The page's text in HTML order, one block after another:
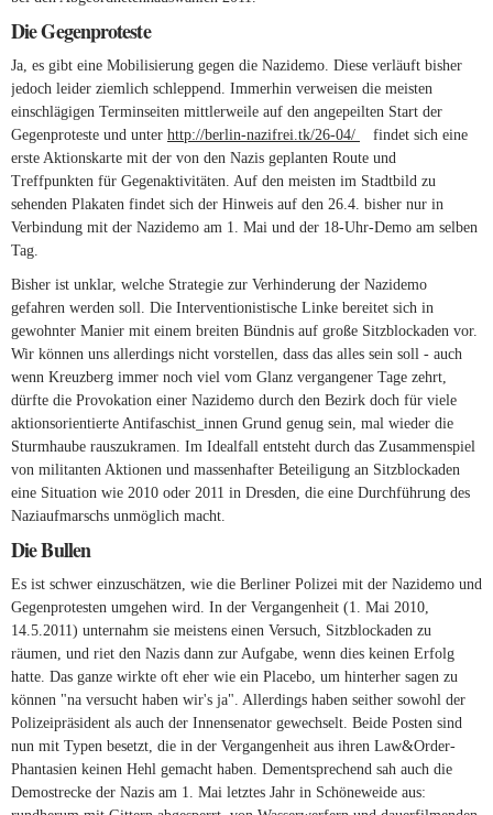
Die Gegenproteste
Ja, es gibt eine Mobilisierung gegen die Nazidemo. Diese verläuft bisher
jedoch leider ziemlich schleppend. Immerhin verweisen die meisten
einschlägigen Terminseiten mittlerweile auf den angepeilten Start der
Gegenproteste und unter http://berlin-nazifrei.tk/26-04/ (link is external)
findet sich eine
erste Aktionskarte mit der von den Nazis geplanten Route und
Treffpunkten für Gegenaktivitäten. Auf den meisten im Stadtbild zu
sehenden Plakaten findet sich der Hinweis auf den 26.4. bisher nur in
Verbindung mit der Nazidemo am 1. Mai und der 18-Uhr-Demo am selben
Tag.
Bisher ist unklar, welche Strategie zur Verhinderung der Nazidemo
gefahren werden soll. Die Interventionistische Linke bereitet sich in
gewohnter Manier mit einem breiten Bündnis auf große Sitzblockaden vor.
Wir können uns allerdings nicht vorstellen, dass das alles sein soll - auch
wenn Kreuzberg immer noch viel vom Glanz vergangener Tage zehrt,
dürfte die Provokation einer Nazidemo durch den Bezirk doch für viele
aktionsorientierte Antifaschist_innen Grund genug sein, mal wieder die
Sturmhaube rauszukramen. Im Idealfall entsteht durch das Zusammenspiel
von militanten Aktionen und massenhafter Beteiligung an Sitzblockaden
eine Situation wie 2010 oder 2011 in Dresden, die eine Durchführung des
Naziaufmarschs unmöglich macht.
Die Bullen
Es ist schwer einzuschätzen, wie die Berliner Polizei mit der Nazidemo und
Gegenprotesten umgehen wird. In der Vergangenheit (1. Mai 2010,
14.5.2011) unternahm sie meistens einen Versuch, Sitzblockaden zu
räumen, und riet den Nazis dann zur Aufgabe, wenn dies keinen Erfolg
hatte. Das ganze wirkte oft eher wie ein Placebo, um hinterher sagen zu
können "na versucht haben wir's ja". Allerdings haben seither sowohl der
Polizeipräsident als auch der Innensenator gewechselt. Beide Posten sind
nun mit Typen besetzt, die in der Vergangenheit aus ihren Law&Order-
Phantasien keinen Hehl gemacht haben. Dementsprechend sah auch die
Demostrecke der Nazis am 1. Mai letztes Jahr in Schöneweide aus: